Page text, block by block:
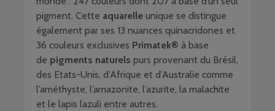
pigment. Cette aquarelle unique se distingue
également par ses 13 nuances quinacridones et
36 couleurs exclusives Primatek® à base
de pigments naturels purs provenant du Brésil,
des Etats-Unis, d’Afrique et d’Australie comme
l’améthyste, l’amazonite, l’azurite, la malachite
et le lapis lazuli entre autres.